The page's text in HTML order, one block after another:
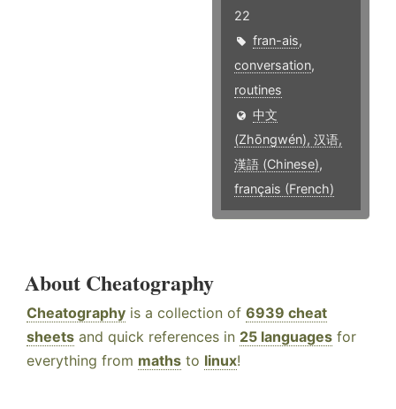
22
fran-ais,
conversation,
routines
中文
(Zhōngwén), 汉语,
漢語 (Chinese),
français (French)
About Cheatography
Cheatography is a collection of 6939 cheat
sheets and quick references in 25 languages for
everything from maths to linux!